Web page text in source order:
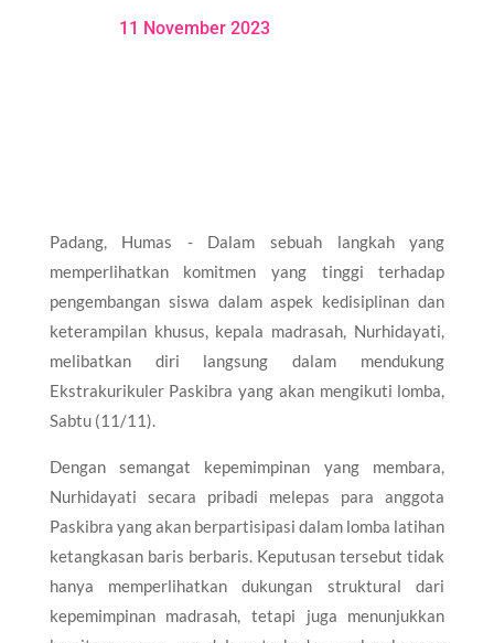
11 November 2023
Padang, Humas - Dalam sebuah langkah yang
memperlihatkan komitmen yang tinggi terhadap
pengembangan siswa dalam aspek kedisiplinan dan
keterampilan khusus, kepala madrasah, Nurhidayati,
melibatkan diri langsung dalam mendukung
Ekstrakurikuler Paskibra yang akan mengikuti lomba,
Sabtu (11/11).
Dengan semangat kepemimpinan yang membara,
Nurhidayati secara pribadi melepas para anggota
Paskibra yang akan berpartisipasi dalam lomba latihan
ketangkasan baris berbaris. Keputusan tersebut tidak
hanya memperlihatkan dukungan struktural dari
kepemimpinan madrasah, tetapi juga menunjukkan